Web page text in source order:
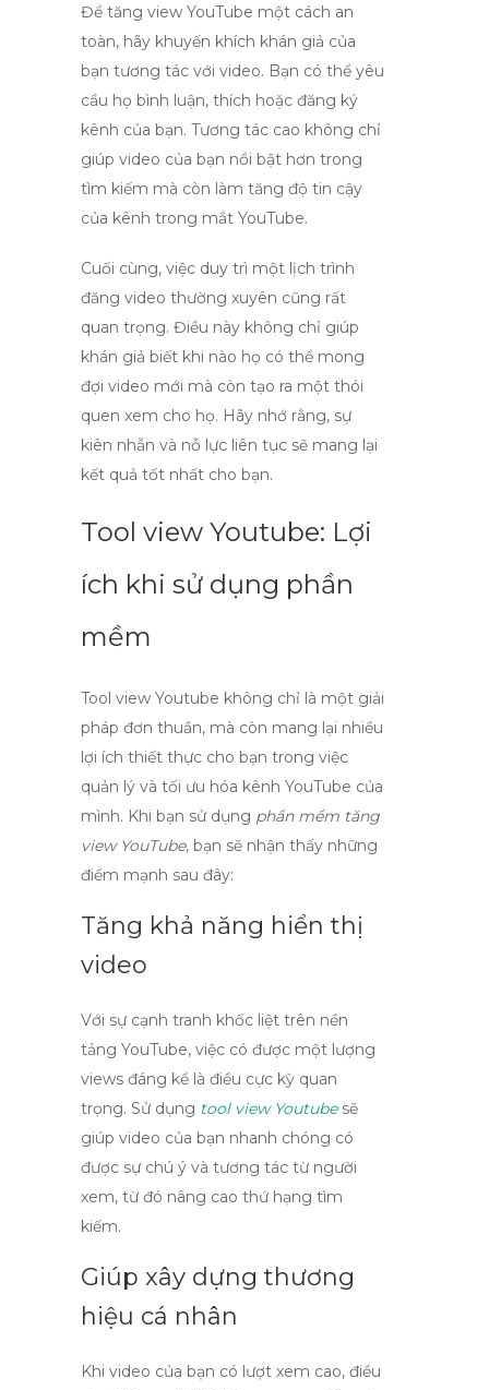
Để tăng view YouTube một cách an
toàn, hãy khuyến khích khán giả của
bạn tương tác với video. Bạn có thể yêu
cầu họ bình luận, thích hoặc đăng ký
kênh của bạn. Tương tác cao không chỉ
giúp video của bạn nổi bật hơn trong
tìm kiếm mà còn làm tăng độ tin cậy
của kênh trong mắt YouTube.
Cuối cùng, việc duy trì một lịch trình
đăng video thường xuyên cũng rất
quan trọng. Điều này không chỉ giúp
khán giả biết khi nào họ có thể mong
đợi video mới mà còn tạo ra một thói
quen xem cho họ. Hãy nhớ rằng, sự
kiên nhẫn và nỗ lực liên tục sẽ mang lại
kết quả tốt nhất cho bạn.
Tool view Youtube: Lợi
ích khi sử dụng phần
mềm
Tool view Youtube không chỉ là một giải
pháp đơn thuần, mà còn mang lại nhiều
lợi ích thiết thực cho bạn trong việc
quản lý và tối ưu hóa kênh YouTube của
mình. Khi bạn sử dụng phần mềm tăng
view YouTube, bạn sẽ nhận thấy những
điểm mạnh sau đây:
Tăng khả năng hiển thị
video
Với sự cạnh tranh khốc liệt trên nền
tảng YouTube, việc có được một lượng
views đáng kể là điều cực kỳ quan
trọng. Sử dụng tool view Youtubesẽ
giúp video của bạn nhanh chóng có
được sự chú ý và tương tác từ người
xem, từ đó nâng cao thứ hạng tìm
kiếm.
Giúp xây dựng thương
hiệu cá nhân
Khi video của bạn có lượt xem cao, điều